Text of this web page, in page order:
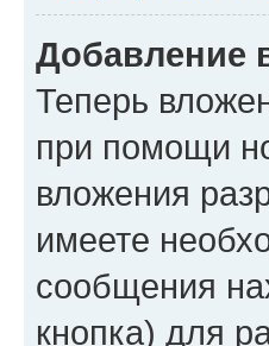
Добавление
Теперь
при помощи
вложения
имеете
сообщения
кнопка) для